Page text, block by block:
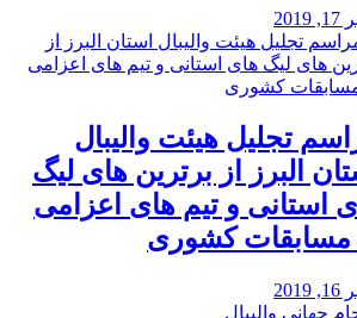
تجلیل هیئت والیبال
البرز از برترین های لیگ
استانی و تیم های اعزامی
مسابقات کشوری